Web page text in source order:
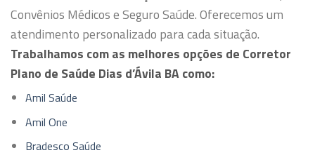
Convênios Médicos e Seguro Saúde. Oferecemos um
atendimento personalizado para cada situação.
Trabalhamos com as melhores opções de Corretor
Plano de Saúde Dias d’Ávila BA como:
Amil Saúde
Amil One
Bradesco Saúde